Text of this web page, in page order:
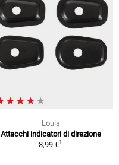
Louis
Attacchi indicatori di direzione
8,99 €1